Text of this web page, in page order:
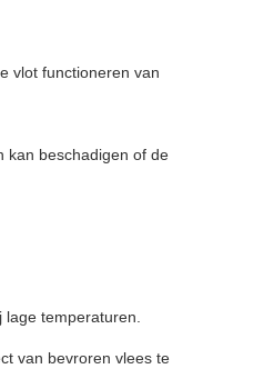
vlot functioneren van
kan beschadigen of de
temperaturen.
van bevroren vlees te